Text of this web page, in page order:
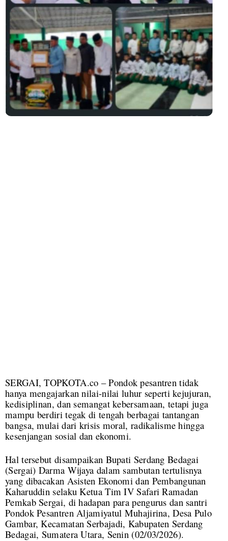
SERGAI, TOPKOTA.co – Pondok pesantren tidak
hanya mengajarkan nilai-nilai luhur seperti kejujuran,
kedisiplinan, dan semangat kebersamaan, tetapi juga
mampu berdiri tegak di tengah berbagai tantangan
bangsa, mulai dari krisis moral, radikalisme hingga
kesenjangan sosial dan ekonomi.
Hal tersebut disampaikan Bupati Serdang Bedagai
(Sergai) Darma Wijaya dalam sambutan tertulisnya
yang dibacakan Asisten Ekonomi dan Pembangunan
Kaharuddin selaku Ketua Tim IV Safari Ramadan
Pemkab Sergai, di hadapan para pengurus dan santri
Pondok Pesantren Aljamiyatul Muhajirina, Desa Pulo
Gambar, Kecamatan Serbajadi, Kabupaten Serdang
Bedagai, Sumatera Utara, Senin (02/03/2026).